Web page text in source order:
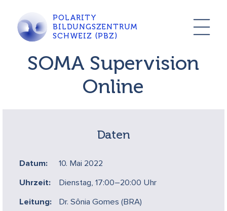
POLARITY
BILDUNGSZENTRUM
SCHWEIZ (PBZ)
SOMA Supervision
Online
Daten
Datum: 10. Mai 2022
Uhrzeit: Dienstag, 17:00–20:00 Uhr
Leitung: Dr. Sônia Gomes (BRA)